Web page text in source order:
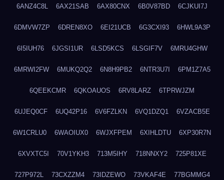
6ANZ4C8L 6AX21SAB 6AX80CNX 6B0V87BD 6CJKUI7J
6DMVW7ZP 6DREN8XO 6EI21UCB 6G3CXI93 6HWL9A3P
6I5IUH76 6JGSI1UR 6LSD5KCS 6LSGIF7V 6MRU4GHW
6MRWI2FW 6MUKQ2Q2 6N8H9PB2 6NTR3U7I 6PM1Z7A5
6QEEKCMR 6QKOAUOS 6RV8LARZ 6TPRWJZM
6UJEQ0CF 6UQ42P16 6V6FZLKN 6VQ1DZQ1 6VZACB5E
6W1CRLU0 6WAOIUX0 6WJXFPEM 6XIHLDTU 6XP30R7N
6XVXTC5I 70V1YKH3 713M5IHY 718NNXY2 725P81XE
727P972L 73CXZZM4 73IDZEWO 73VKAF4E 77BGMMG4